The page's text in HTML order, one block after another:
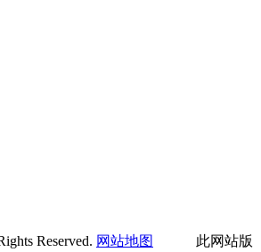
Reserved. 网站地图 此网站版